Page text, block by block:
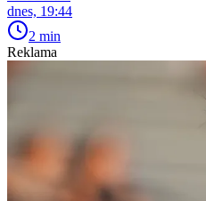
dnes, 19:44
2 min
Reklama